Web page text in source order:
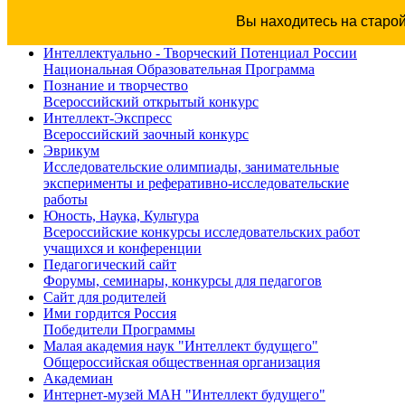
Вы находитесь на
Интеллектуально - Творческий Потенциал России
Национальная Образовательная Программа
Познание и творчество
Всероссийский открытый конкурс
Интеллект-Экспресс
Всероссийский заочный конкурс
Эврикум
Исследовательские олимпиады, занимательные
эксперименты и реферативно-исследовательские
работы
Юность, Наука, Культура
Всероссийские конкурсы исследовательских работ
учащихся и конференции
Педагогический сайт
Форумы, семинары, конкурсы для педагогов
Сайт для родителей
Ими гордится Россия
Победители Программы
Малая академия наук "Интеллект будущего"
Общероссийская общественная организация
Академиан
Интернет-музей МАН "Интеллект будущего"